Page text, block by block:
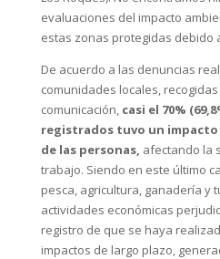
evaluaciones del impacto
estas zonas protegidas debido
De acuerdo a las denuncias
comunidades locales,
comunicación, casi el 70%
registrados tuvo un
de las personas, afectando la
trabajo. Siendo en este último
pesca, agricultura, ganadería y
actividades económicas
registro de que se haya
impactos de largo plazo,